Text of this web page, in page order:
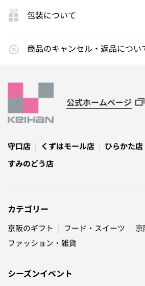
包装について
商品のキャンセル・返品につい
公式ホームページ
守口店 くずはモール店 ひらかた店
すみのどう店
カテゴリー
京阪のギフト フード・スイーツ
ファッション・雑貨
シーズンイベント